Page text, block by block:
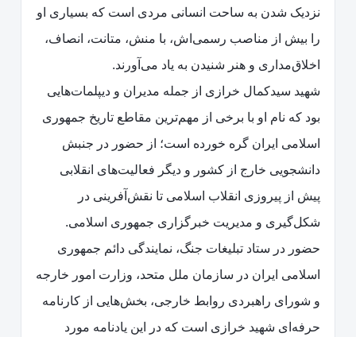
نزدیک شدن به ساحت انسانی مردی است که بسیاری او
را بیش از مناصب رسمی‌اش، با منش، متانت، انصاف،
اخلاق‌مداری و هنر شنیدن به یاد می‌آورند.
شهید سیدکمال خرازی از جمله مدیران و دیپلمات‌هایی
بود که نام او با برخی از مهم‌ترین مقاطع تاریخ جمهوری
اسلامی ایران گره خورده است؛ از حضور در جنبش
دانشجویی خارج از کشور و دیگر فعالیت‌های انقلابی
پیش از پیروزی انقلاب اسلامی تا نقش‌آفرینی در
شکل‌گیری و مدیریت خبرگزاری جمهوری اسلامی.
حضور در ستاد تبلیغات جنگ، نمایندگی دائم جمهوری
اسلامی ایران در سازمان ملل متحد، وزارت امور خارجه
و شورای راهبردی روابط خارجی، بخش‌هایی از کارنامه
حرفه‌ای شهید خرازی است که در این یادنامه مورد